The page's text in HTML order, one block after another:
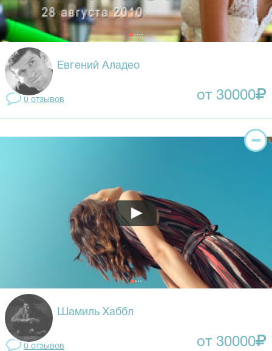
Евгений Аладео
0 отзывов от 30000
Шамиль Хаббл
0 отзывов от 30000